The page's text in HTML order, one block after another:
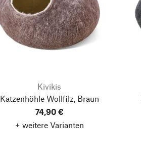
Kivikis
Katzenhöhle Wollfilz, Braun
74,90 €
+ weitere Varianten